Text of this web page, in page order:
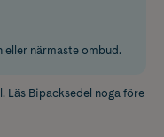
närmaste ombud.
Läs Bipacksedel noga före